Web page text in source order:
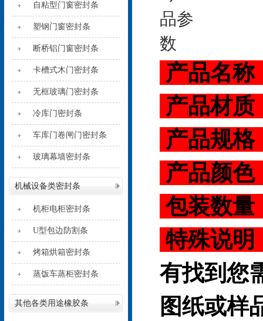
自粘型门窗密封条
塑钢门窗密封条
断桥铝门窗密封条
卡槽式木门密封条
无框玻璃门密封条
冷库门密封条
车库门卷闸门密封条
玻璃幕墙密封条
机械设备类密封条
机柜电柜密封条
U型包边防割条
烤箱烘箱密封条
蒸饭车蒸柜密封条
其他各类用途橡胶条
产品名称
产品材质
产品规格
产品颜色
包装数量
特殊说明
有找到您
图纸或样